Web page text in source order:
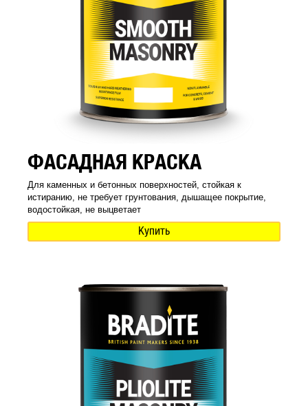
ФАСАДНАЯ КРАСКА
Для каменных и бетонных поверхностей, стойкая к
истиранию, не требует грунтования, дышащее покрытие,
водостойкая, не выцветает
Купить